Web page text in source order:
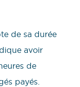
de sa durée
avoir
de
payés.